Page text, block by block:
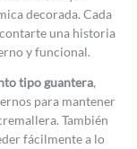
decorada. Cada
una historia
y funcional.
tipo guantera,
para mantener
También
fácilmente a lo